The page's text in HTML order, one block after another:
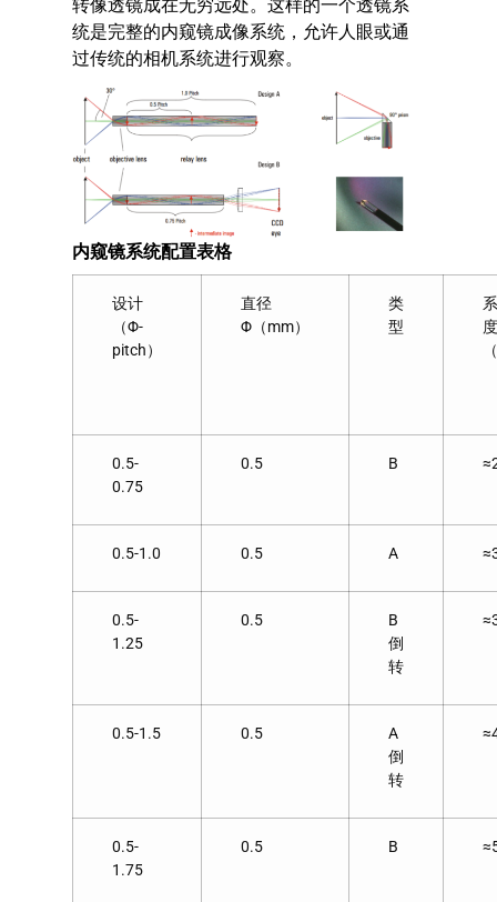
转像透镜成在无穷远处。这样的一个透镜系
统是完整的内窥镜成像系统，允许人眼或通
过传统的相机系统进行观察。
内窥镜系统配置表格
设计
（Φ-
pitch）
直径
Φ（mm）
类
型
度
0.5-
0.75
0.5 B
0.5-1.0 0.5 A
0.5-
1.25
0.5
B
倒
转
0.5-1.5 0.5
A
倒
转
0.5-
1.75
0.5 B